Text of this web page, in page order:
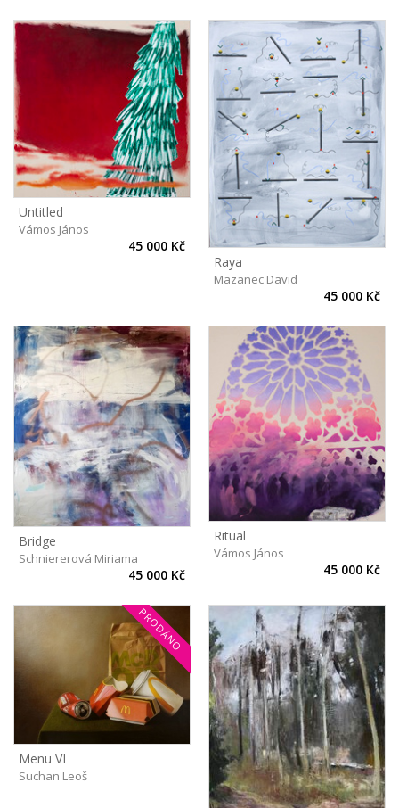
Untitled
Vámos János
45 000 Kč
Raya
Mazanec David
45 000 Kč
Bridge
Schniererová Miriama
45 000 Kč
Ritual
Vámos János
45 000 Kč
PRODÁNO
Menu VI
Suchan Leoš